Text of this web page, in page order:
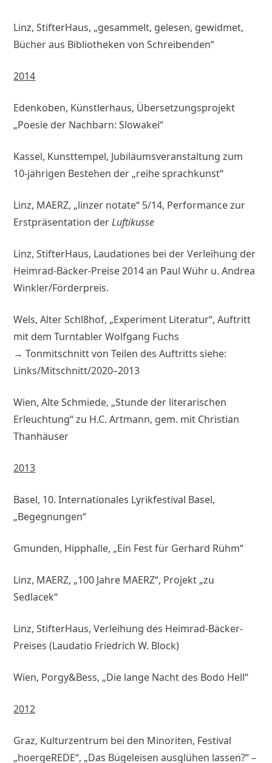
Linz, StifterHaus, „gesammelt, gelesen, gewidmet,
Bücher aus Bibliotheken von Schreibenden“
2014
Edenkoben, Künstlerhaus, Übersetzungsprojekt
„Poesie der Nachbarn: Slowakei“
Kassel, Kunsttempel, Jubiläumsveranstaltung zum
10-jährigen Bestehen der „reihe sprachkunst“
Linz, MAERZ, „linzer notate“ 5/14, Performance zur
Erstpräsentation derLuftikusse
Linz, StifterHaus, Laudationes bei der Verleihung der
Heimrad-Bäcker-Preise 2014 an Paul Wühr u. Andrea
Winkler/Förderpreis.
Wels, Alter Schl8hof, „Experiment Literatur“, Auftritt
mit dem Turntabler Wolfgang Fuchs
→ Tonmitschnitt von Teilen des Auftritts siehe:
Links/Mitschnitt/2020–2013
Wien, Alte Schmiede, „Stunde der literarischen
Erleuchtung“ zu H.C. Artmann, gem. mit Christian
Thanhäuser
2013
Basel, 10. Internationales Lyrikfestival Basel,
„Begegnungen“
Gmunden, Hipphalle, „Ein Fest für Gerhard Rühm“
Linz, MAERZ, „100 Jahre MAERZ“, Projekt „zu
Sedlacek“
Linz, StifterHaus, Verleihung des Heimrad-Bäcker-
Preises (Laudatio Friedrich W. Block)
Wien, Porgy&Bess, „Die lange Nacht des Bodo Hell“
2012
Graz, Kulturzentrum bei den Minoriten, Festival
„hoergeREDE“, „Das Bügeleisen ausglühen lassen?“ –